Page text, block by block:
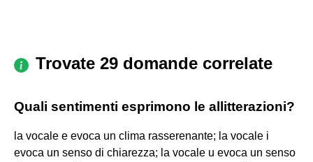
Trovate 29 domande correlate
Quali sentimenti esprimono le allitterazioni?
la vocale e evoca un clima rasserenante; la vocale i
evoca un senso di chiarezza; la vocale u evoca un senso